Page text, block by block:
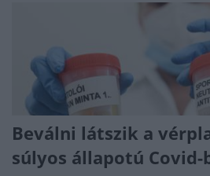
Beválni látszik a
súlyos állapotú Covid-